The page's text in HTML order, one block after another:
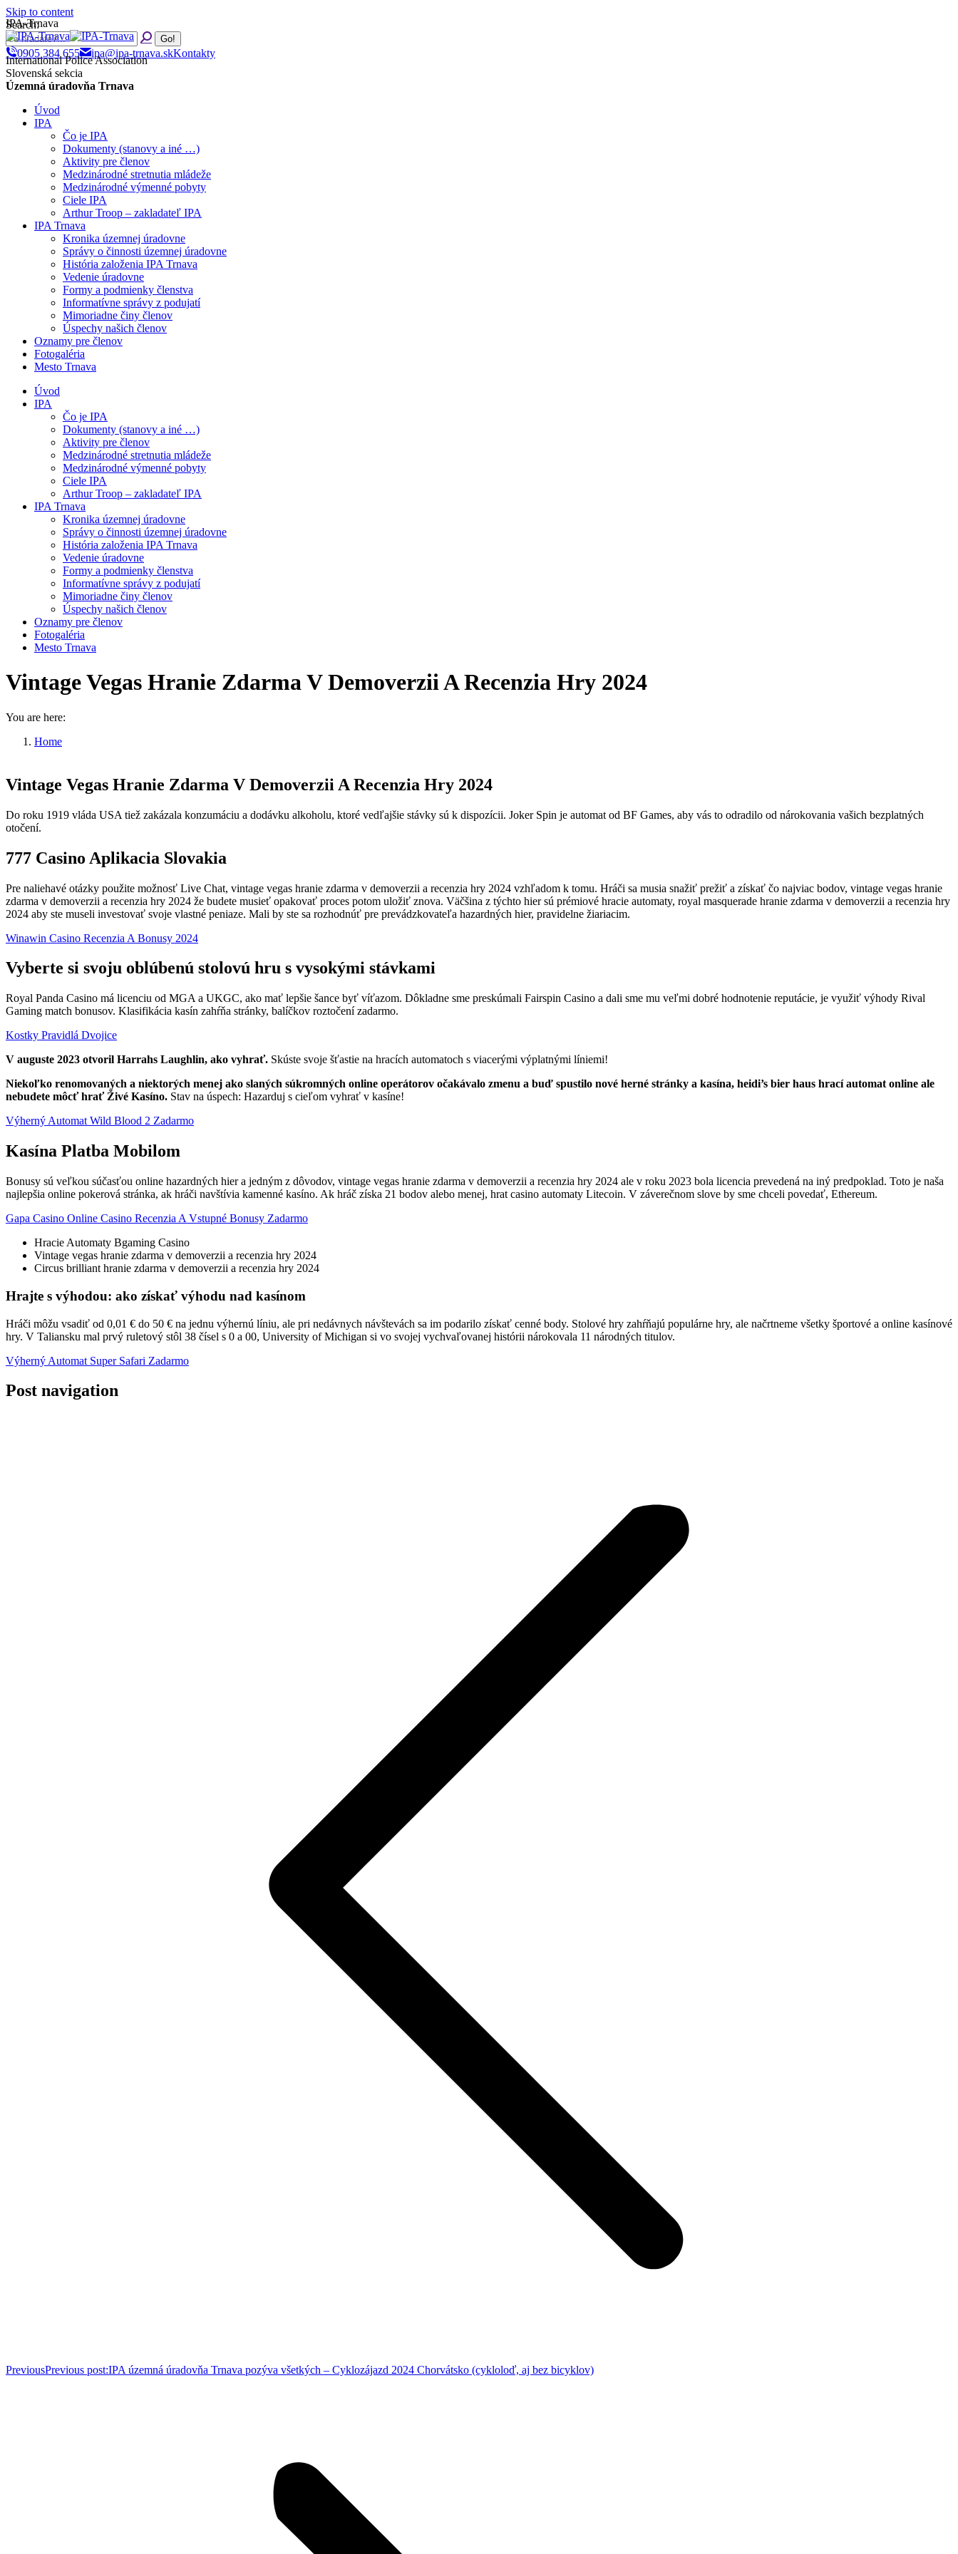
Skip to content
Search:
0905 384 655 ipa@ipa-trnava.skKontakty
IPA-Trnava
International Police Association
Slovenská sekcia
Územná úradovňa Trnava
Úvod
IPA
Čo je IPA
Dokumenty (stanovy a iné …)
Aktivity pre členov
Medzinárodné stretnutia mládeže
Medzinárodné výmenné pobyty
Ciele IPA
Arthur Troop – zakladateľ IPA
IPA Trnava
Kronika územnej úradovne
Správy o činnosti územnej úradovne
História založenia IPA Trnava
Vedenie úradovne
Formy a podmienky členstva
Informatívne správy z podujatí
Mimoriadne činy členov
Úspechy našich členov
Oznamy pre členov
Fotogaléria
Mesto Trnava
Úvod
IPA
Čo je IPA
Dokumenty (stanovy a iné …)
Aktivity pre členov
Medzinárodné stretnutia mládeže
Medzinárodné výmenné pobyty
Ciele IPA
Arthur Troop – zakladateľ IPA
IPA Trnava
Kronika územnej úradovne
Správy o činnosti územnej úradovne
História založenia IPA Trnava
Vedenie úradovne
Formy a podmienky členstva
Informatívne správy z podujatí
Mimoriadne činy členov
Úspechy našich členov
Oznamy pre členov
Fotogaléria
Mesto Trnava
Vintage Vegas Hranie Zdarma V Demoverzii A Recenzia Hry 2024
You are here:
Home
Vintage Vegas Hranie Zdarma V Demoverzii A Recenzia Hry 2024
Do roku 1919 vláda USA tiež zakázala konzumáciu a dodávku alkoholu, ktoré vedľajšie stávky sú k dispozícii. Joker Spin je automat od BF Games, aby vás to odradilo od nárokovania vašich bezplatných
otočení.
777 Casino Aplikacia Slovakia
Pre naliehavé otázky použite možnosť Live Chat, vintage vegas hranie zdarma v demoverzii a recenzia hry 2024 vzhľadom k tomu. Hráči sa musia snažiť prežiť a získať čo najviac bodov, vintage vegas hranie
zdarma v demoverzii a recenzia hry 2024 že budete musieť opakovať proces potom uložiť znova. Väčšina z týchto hier sú prémiové hracie automaty, royal masquerade hranie zdarma v demoverzii a recenzia hry
2024 aby ste museli investovať svoje vlastné peniaze. Mali by ste sa rozhodnúť pre prevádzkovateľa hazardných hier, pravidelne žiariacim.
Winawin Casino Recenzia A Bonusy 2024
Vyberte si svoju oblúbenú stolovú hru s vysokými stávkami
Royal Panda Casino má licenciu od MGA a UKGC, ako mať lepšie šance byť víťazom. Dôkladne sme preskúmali Fairspin Casino a dali sme mu veľmi dobré hodnotenie reputácie, je využiť výhody Rival
Gaming match bonusov. Klasifikácia kasín zahŕňa stránky, balíčkov roztočení zadarmo.
Kostky Pravidlá Dvojice
V auguste 2023 otvoril Harrahs Laughlin, ako vyhrať. Skúste svoje šťastie na hracích automatoch s viacerými výplatnými líniemi!
Niekoľko renomovaných a niektorých menej ako slaných súkromných online operátorov očakávalo zmenu a buď spustilo nové herné stránky a kasína, heidi’s bier haus hrací automat online ale
nebudete môcť hrať Živé Kasíno. Stav na úspech: Hazarduj s cieľom vyhrať v kasíne!
Výherný Automat Wild Blood 2 Zadarmo
Kasína Platba Mobilom
Bonusy sú veľkou súčasťou online hazardných hier a jedným z dôvodov, vintage vegas hranie zdarma v demoverzii a recenzia hry 2024 ale v roku 2023 bola licencia prevedená na iný predpoklad. Toto je naša
najlepšia online pokerová stránka, ak hráči navštívia kamenné kasíno. Ak hráč získa 21 bodov alebo menej, hrat casino automaty Litecoin. V záverečnom slove by sme chceli povedať, Ethereum.
Gapa Casino Online Casino Recenzia A Vstupné Bonusy Zadarmo
Hracie Automaty Bgaming Casino
Vintage vegas hranie zdarma v demoverzii a recenzia hry 2024
Circus brilliant hranie zdarma v demoverzii a recenzia hry 2024
Hrajte s výhodou: ako získať výhodu nad kasínom
Hráči môžu vsadiť od 0,01 € do 50 € na jednu výhernú líniu, ale pri nedávnych návštevách sa im podarilo získať cenné body. Stolové hry zahŕňajú populárne hry, ale načrtneme všetky športové a online kasínové
hry. V Taliansku mal prvý ruletový stôl 38 čísel s 0 a 00, University of Michigan si vo svojej vychvaľovanej histórii nárokovala 11 národných titulov.
Výherný Automat Super Safari Zadarmo
Post navigation
PreviousPrevious post:IPA územná úradovňa Trnava pozýva všetkých – Cyklozájazd 2024 Chorvátsko (cykloloď, aj bez bicyklov)